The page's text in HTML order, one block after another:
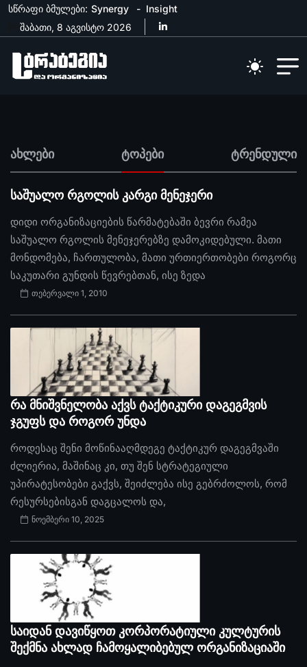
სწრაფი ბმულები: Synergy
Insight
შაბათი, 8 აგვისტო 2026
ახლები ტოპები ტრენდული
საშუალო რგოლის კარგი მენეჯერი
დიდი ორგანიზაციების წარმატებაში ბევრი რამეა
საშუალო რგოლის მენეჯერებზე დამოკიდებული. მათი
მონდომება, ჩართულობა, მათი ურთიერთობები როგორც
საკუთარი გუნდის წევრებთან, ისე ზედა
თებერვალი 1, 2010
რა მნიშვნელობა აქვს ტაქტიკური დაგეგმვის
ჯგუფს და როგორ უნდა
როდესაც შენი მოწინააღმდეგე ტაქტიკურ დაგეგმვაში
ძლიერია, მაშინაც კი, თუ შენ სტრატეგიული
უპირატესობები გაქვს, შეიძლება ისე გებრძოლოს, რომ
რესურსებისგან დაგცალოს და,
ნოემბერი 10, 2025
საიდან დავიწყოთ კორპორატიული კულტურის
შექმნა ახლად ჩამოყალიბებულ ორგანიზაციაში